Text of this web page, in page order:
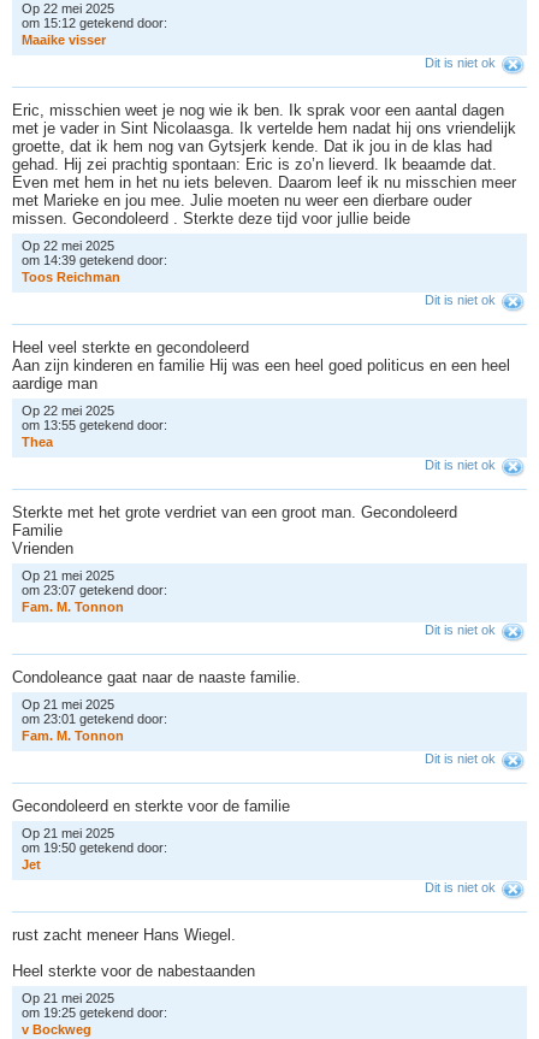
Op 22 mei 2025
om 15:12 getekend door:
Maaike visser
Dit is niet ok
Eric, misschien weet je nog wie ik ben. Ik sprak voor een aantal dagen
met je vader in Sint Nicolaasga. Ik vertelde hem nadat hij ons vriendelijk
groette, dat ik hem nog van Gytsjerk kende. Dat ik jou in de klas had
gehad. Hij zei prachtig spontaan: Eric is zo’n lieverd. Ik beaamde dat.
Even met hem in het nu iets beleven. Daarom leef ik nu misschien meer
met Marieke en jou mee. Julie moeten nu weer een dierbare ouder
missen. Gecondoleerd . Sterkte deze tijd voor jullie beide
Op 22 mei 2025
om 14:39 getekend door:
Toos Reichman
Dit is niet ok
Heel veel sterkte en gecondoleerd
Aan zijn kinderen en familie Hij was een heel goed politicus en een heel
aardige man
Op 22 mei 2025
om 13:55 getekend door:
Thea
Dit is niet ok
Sterkte met het grote verdriet van een groot man. Gecondoleerd
Familie
Vrienden
Op 21 mei 2025
om 23:07 getekend door:
Fam. M. Tonnon
Dit is niet ok
Condoleance gaat naar de naaste familie.
Op 21 mei 2025
om 23:01 getekend door:
Fam. M. Tonnon
Dit is niet ok
Gecondoleerd en sterkte voor de familie
Op 21 mei 2025
om 19:50 getekend door:
Jet
Dit is niet ok
rust zacht meneer Hans Wiegel.
Heel sterkte voor de nabestaanden
Op 21 mei 2025
om 19:25 getekend door:
v Bockweg